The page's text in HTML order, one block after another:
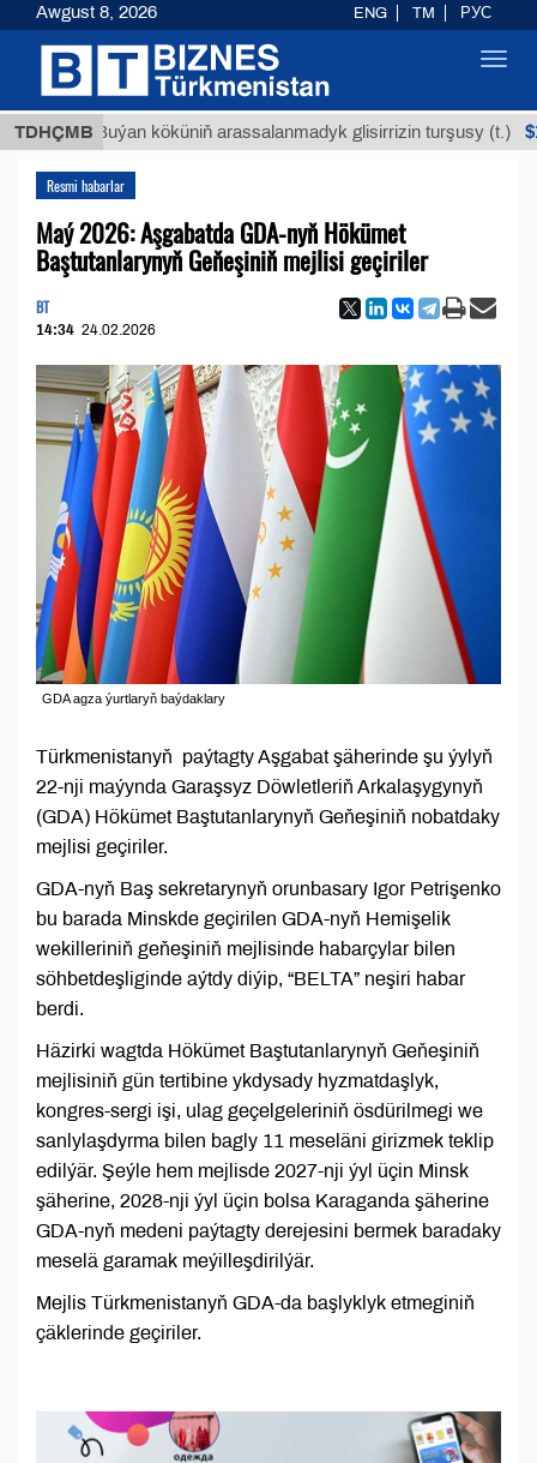
TDHÇMB
Buýan köküniň arassalanmadyk glisirrizin turşusy (t.)
Resmi habarlar
Maý 2026: Aşgabatda GDA-nyň Hökümet
Baştutanlarynyň Geňeşiniň mejlisi geçiriler
BT
14:34 24.02.2026
GDA agza ýurtlaryň baýdaklary
Türkmenistanyň paýtagty Aşgabat şäherinde şu ýylyň
22-nji maýynda Garaşsyz Döwletleriň Arkalaşygynyň
(GDA) Hökümet Baştutanlarynyň Geňeşiniň nobatdaky
mejlisi geçiriler.
GDA-nyň Baş sekretarynyň orunbasary Igor Petrişenko
bu barada Minskde geçirilen GDA-nyň Hemişelik
wekilleriniň geňeşiniň mejlisinde habarçylar bilen
söhbetdeşliginde aýtdy diýip, “BELTA” neşiri habar
berdi.
Häzirki wagtda Hökümet Baştutanlarynyň Geňeşiniň
mejlisiniň gün tertibine ykdysady hyzmatdaşlyk,
kongres-sergi işi, ulag geçelgeleriniň ösdürilmegi we
sanlylaşdyrma bilen bagly 11 meseläni girizmek teklip
edilýär. Şeýle hem mejlisde 2027-nji ýyl üçin Minsk
şäherine, 2028-nji ýyl üçin bolsa Karaganda şäherine
GDA-nyň medeni paýtagty derejesini bermek baradaky
meselä garamak meýilleşdirilýär.
Mejlis Türkmenistanyň GDA-da başlyklyk etmeginiň
çäklerinde geçiriler.
Awgust 8, 2026 ENG TM РУС